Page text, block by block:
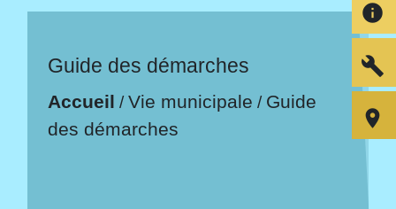
Guide des démarches
Accueil /Vie municipale / Guide
des démarches
info
build
room